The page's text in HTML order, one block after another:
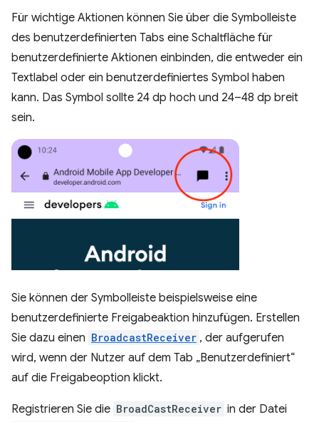
Für wichtige Aktionen können Sie über die Symbolleiste
des benutzerdefinierten Tabs eine Schaltfläche für
benutzerdefinierte Aktionen einbinden, die entweder ein
Textlabel oder ein benutzerdefiniertes Symbol haben
kann. Das Symbol sollte 24 dp hoch und 24–48 dp breit
sein.
Sie können der Symbolleiste beispielsweise eine
benutzerdefinierte Freigabeaktion hinzufügen. Erstellen
Sie dazu einen BroadcastReceiver , der aufgerufen
wird, wenn der Nutzer auf dem Tab „Benutzerdefiniert“
auf die Freigabeoption klickt.
Registrieren Sie die BroadCastReceiver in der Datei